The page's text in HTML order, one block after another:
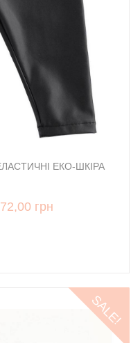
ЕКО-ШКІРА
грн
SALE!